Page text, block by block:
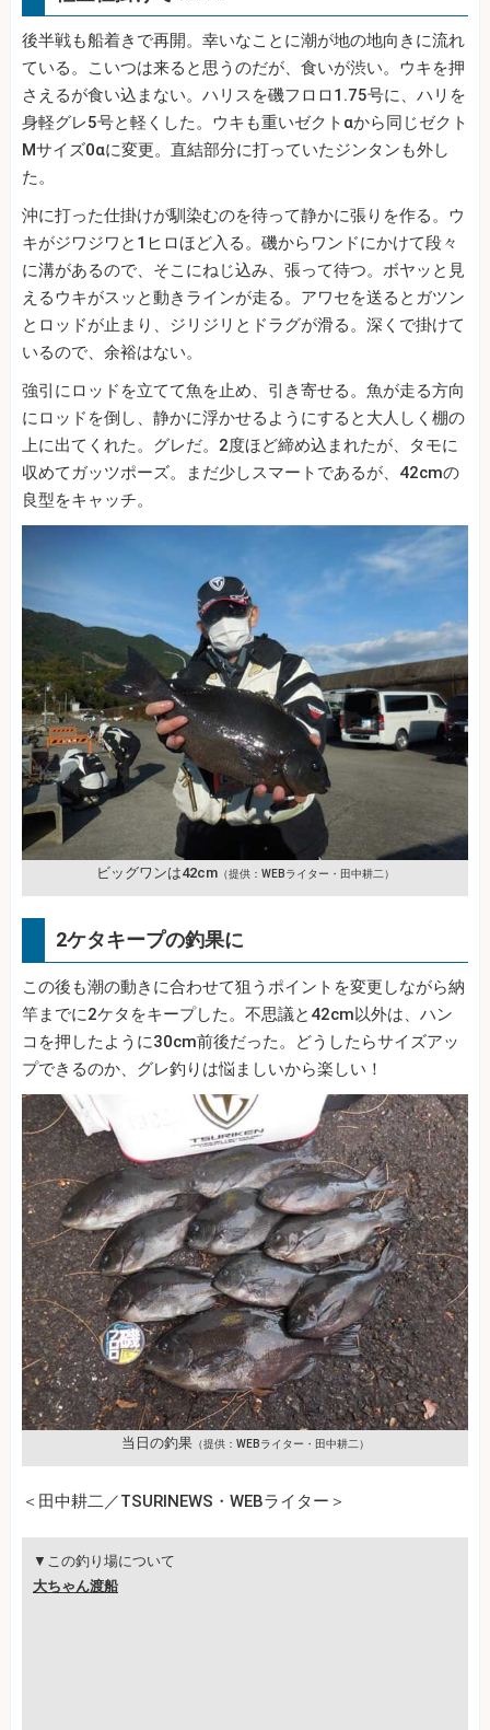
後半戦も船着きで再開。幸いなことに潮が地の地向きに流れ
ている。こいつは来ると思うのだが、食いが渋い。ウキを押
さえるが食い込まない。ハリスを磯フロロ1.75号に、ハリを
身軽グレ5号と軽くした。ウキも重いゼクトαから同じゼクト
Mサイズ0αに変更。直結部分に打っていたジンタンも外し
た。
沖に打った仕掛けが馴染むのを待って静かに張りを作る。ウ
キがジワジワと1ヒロほど入る。磯からワンドにかけて段々
に溝があるので、そこにねじ込み、張って待つ。ボヤッと見
えるウキがスッと動きラインが走る。アワセを送るとガツン
とロッドが止まり、ジリジリとドラグが滑る。深くで掛けて
いるので、余裕はない。
強引にロッドを立てて魚を止め、引き寄せる。魚が走る方向
にロッドを倒し、静かに浮かせるようにすると大人しく棚の
上に出てくれた。グレだ。2度ほど締め込まれたが、タモに
収めてガッツポーズ。まだ少しスマートであるが、42cmの
良型をキャッチ。
ビッグワンは42cm（提供：WEBライター・田中耕二）
2ケタキープの釣果に
この後も潮の動きに合わせて狙うポイントを変更しながら納
竿までに2ケタをキープした。不思議と42cm以外は、ハン
コを押したように30cm前後だった。どうしたらサイズアッ
プできるのか、グレ釣りは悩ましいから楽しい！
当日の釣果（提供：WEBライター・田中耕二）
＜田中耕二／TSURINEWS・WEBライター＞
▼この釣り場について
大ちゃん渡船